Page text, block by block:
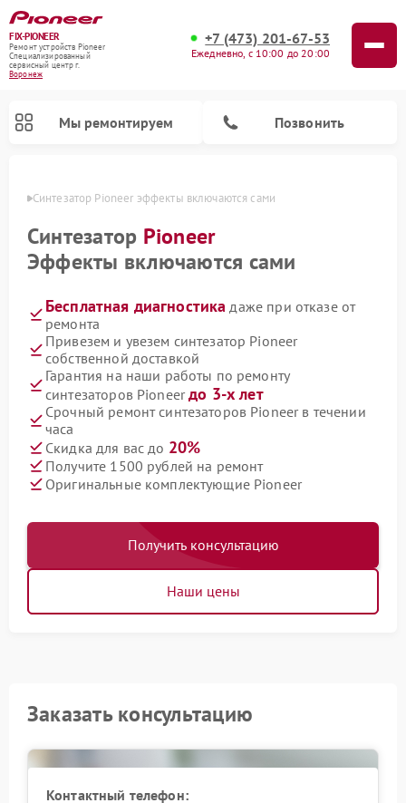
FIX-PIONEER
Ремонт устройств Pioneer
Специализированный
cервисный центр г.
Воронеж
+7 (473) 201-67-53
Ежедневно, с 10:00 до 20:00
Мы ремонтируем Позвонить
Синтезатор Pioneer эффекты включаются сами
Синтезатор Pioneer
Эффекты включаются сами
Бесплатная диагностика даже при отказе от
ремонта
Привезем и увезем синтезатор Pioneer
собственной доставкой
Гарантия на наши работы по ремонту
синтезаторов Pioneerдо 3-х лет
Срочный ремонт синтезаторов Pioneer в течении
часа
Скидка для вас до 20%
Получите 1500 рублей на ремонт
Оригинальные комплектующие Pioneer
Получить консультацию
Наши цены
Заказать консультацию
Контактный телефон: